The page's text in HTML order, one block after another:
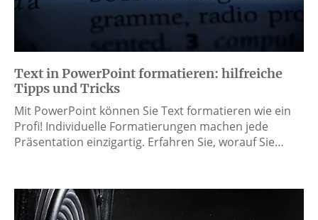
Text in PowerPoint formatieren: hilfreiche
Tipps und Tricks
Mit PowerPoint können Sie Text formatieren wie ein
Profi! Individuelle Formatierungen machen jede
Präsentation einzigartig. Erfahren Sie, worauf Sie…